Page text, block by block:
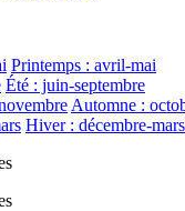
Printemps : avril-mai
Été : juin-septembre
Automne :
Hiver : décembre-mars